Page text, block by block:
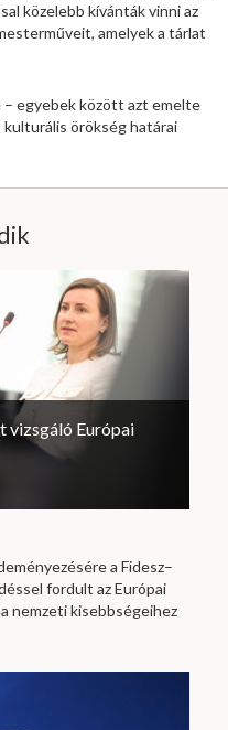
közelebb kívánták vinni az
amelyek a tárlat
– egyebek között azt emelte
kulturális örökség határai
vizsgáló Európai
a Fidesz–
fordult az Európai
nemzeti kisebbségeihez